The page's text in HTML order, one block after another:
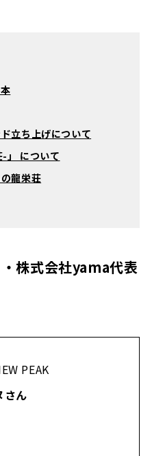
立ち上げについて
-」 について
龍栄荘
株式会社yama代表
PEAK
さん